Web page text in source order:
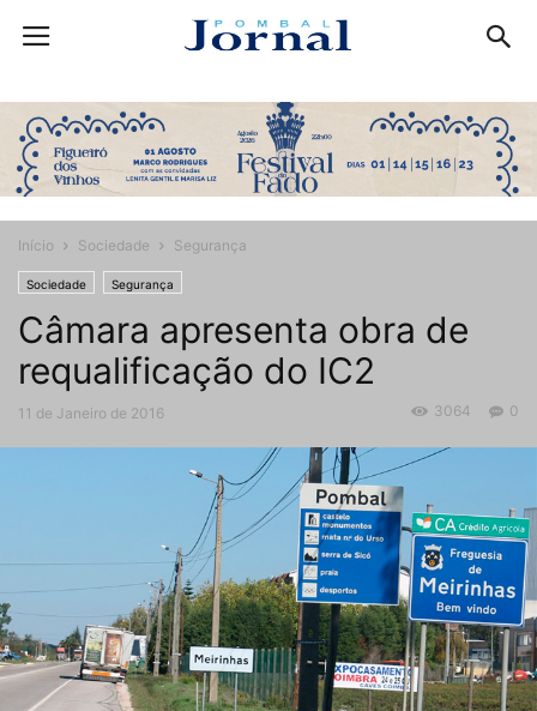
Início Sociedade Segurança
Sociedade Segurança
Câmara apresenta obra de
requalificação do IC2
11 de Janeiro de 2016 0
3064